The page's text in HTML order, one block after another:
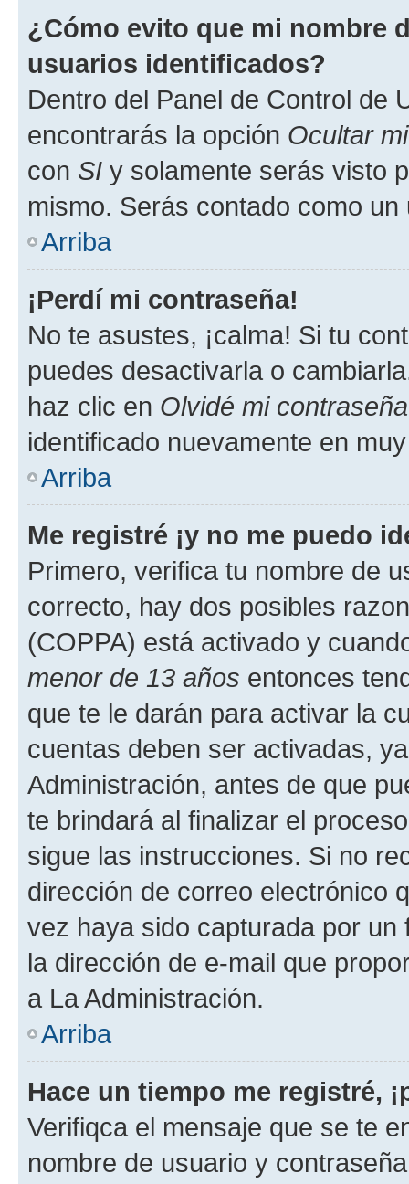
¿Cómo evito que mi nombre
usuarios identificados?
Dentro del Panel de Control de
encontrarás la opción Ocultar
con SI y solamente serás visto
mismo. Serás contado como un
Arriba
¡Perdí mi contraseña!
No te asustes, ¡calma! Si tu
puedes desactivarla o
haz clic en Olvidé mi contraseña
identificado nuevamente en
Arriba
Me registré ¡y no me puedo
Primero, verifica tu nombre de
correcto, hay dos posibles
(COPPA) está activado y
menor de 13 años entonces
que te le darán para activar la
cuentas deben ser activadas,
Administración, antes de que
te brindará al finalizar el
sigue las instrucciones. Si no
dirección de correo electrónico
vez haya sido capturada por
la dirección de e-mail que
a La Administración.
Arriba
Hace un tiempo me registré,
Verifiqca el mensaje que se te
nombre de usuario y